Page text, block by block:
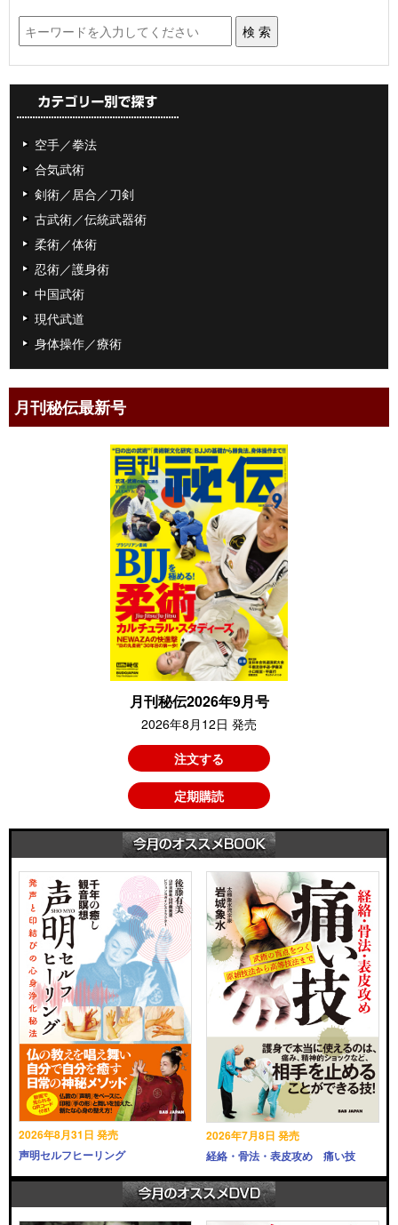
空手／拳法
合気武術
剣術／居合／刀剣
古武術／伝統武器術
柔術／体術
忍術／護身術
中国武術
現代武道
身体操作／療術
月刊秘伝最新号
月刊秘伝2026年9月号
2026年8月12日 発売
注文する
定期購読
2026年8月31日 発売
声明セルフヒーリング
2026年7月8日 発売
経絡・骨法・表皮攻め 痛い技